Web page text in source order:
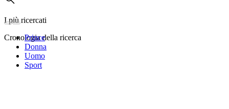
I più ricercati
Cronologia della ricerca
Prince
Donna
Uomo
Sport